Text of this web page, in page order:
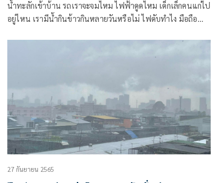
น้ำทะลักเข้าบ้าน รถเราจะจมไหม ไฟฟ้าดูดไหม เด็กเล็กคนแก่ไป
อยู่ไหน เรามีน้ำกินข้าวกินหลายวันหรือไม่ ไฟดับทำไง มือถือ
27 กันยายน 2565